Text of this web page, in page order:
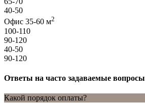
40-50
Офис 35-60 м2
100-110
90-120
40-50
90-120
Ответы на часто задаваемые вопросы
Какой порядок оплаты?